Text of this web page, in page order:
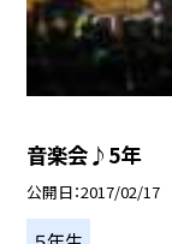
音楽会♪5年
公開日 2017/02/17